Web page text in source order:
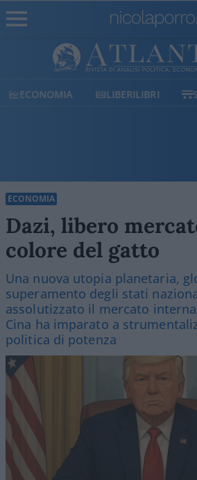
ECONOMIA LIBERILIBRI
ECONOMIA
Dazi, libero
colore del gatto
Una nuova utopia planetaria,
superamento degli stati
assolutizzato il mercato
Cina ha imparato a
politica di potenza